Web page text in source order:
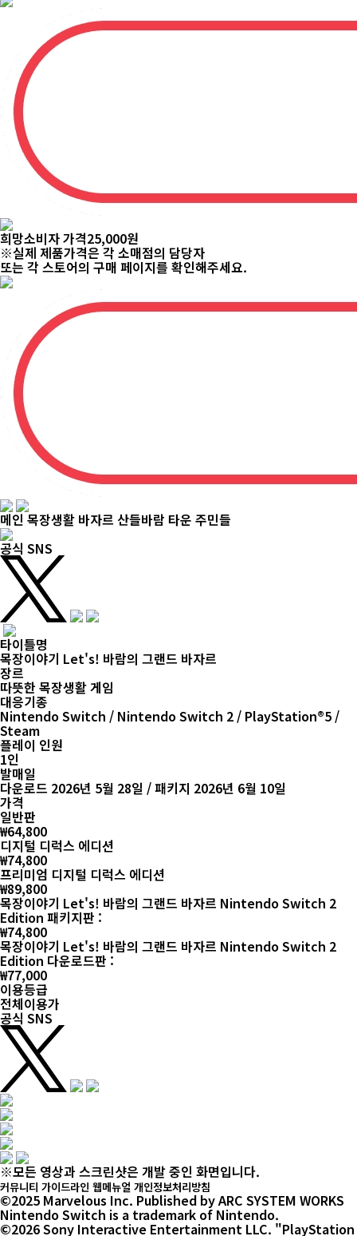
희망소비자 가격89,800원
※실제 제품가격은 각 소매점의 담당자
또는 각 스토어의 구매 페이지를 확인해주세요.
희망소비자 가격10,000원
※실제 제품가격은 각 소매점의 담당자
또는 각 스토어의 구매 페이지를 확인해주세요.
희망소비자 가격
※실제 제품가격은 각 소매점의 담당자
또는 각 스토어의 구매 페이지를 확인해주세요.
메인 목장생활바자르
공식 SNS